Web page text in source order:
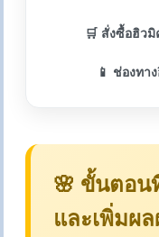
🛒 สั่งซื้อฮิวมิ
📱 ช่องทา
🌸 ขั้นตอน
และเพิ่มผ